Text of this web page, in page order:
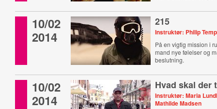
10/02
2014
215
Instruktør: Philip
På en vigtig mission i
mand nye følelser og
beslutning.
10/02
2014
Hvad skal der
Instruktør: Maria
Mathilde Madsen